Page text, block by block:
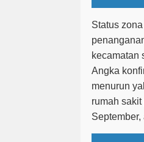
Status
kecamatan
Angka
menurun
rumah